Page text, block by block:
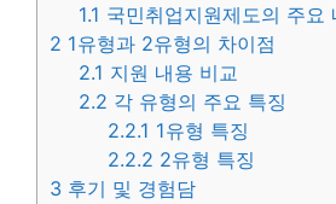
1.1 국민취업지원제도의 주요
2 1유형과 2유형의 차이점
2.1 지원 내용 비교
2.2 각 유형의 주요 특징
2.2.1 1유형 특징
2.2.2 2유형 특징
3 후기 및 경험담